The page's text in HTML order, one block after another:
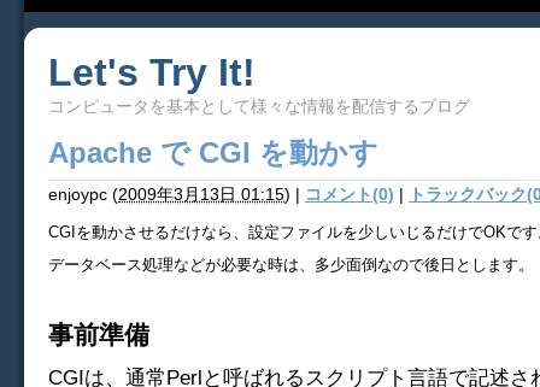
Let's Try It!
コンピュータを基本として様々な情報を配信するブログ
Apache で CGI を動かす
enjoypc (2009年3月13日 01:15) | コメント(0) | トラックバック
CGIを動かさせるだけなら、設定ファイルを少しいじるだけでOKで
データベース処理などが必要な時は、多少面倒なので後日とします。
事前準備
CGIは、通常Perlと呼ばれるスクリプト言語で記述さ